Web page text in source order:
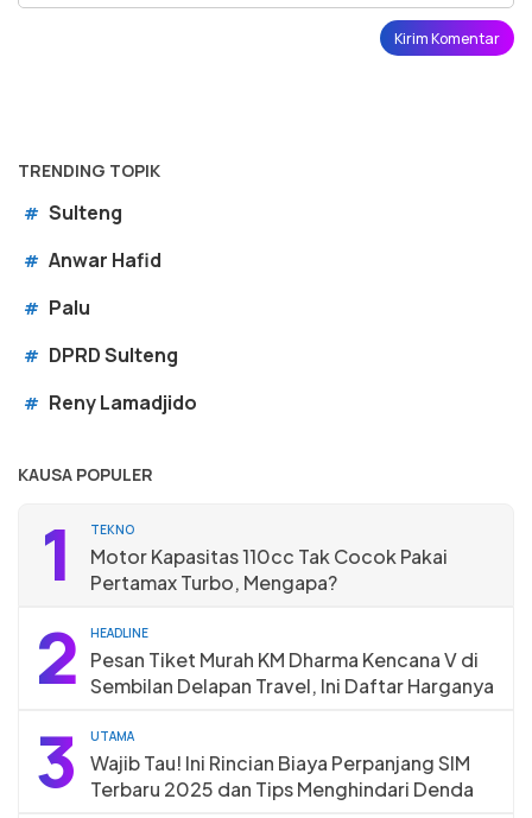
TRENDING TOPIK
# Sulteng
# Anwar Hafid
# Palu
# DPRD Sulteng
# Reny Lamadjido
KAUSA POPULER
1 TEKNO
Motor Kapasitas 110cc Tak Cocok Pakai
Pertamax Turbo, Mengapa?
2 HEADLINE
Pesan Tiket Murah KM Dharma Kencana V di
Sembilan Delapan Travel, Ini Daftar Harganya
3 UTAMA
Wajib Tau! Ini Rincian Biaya Perpanjang SIM
Terbaru 2025 dan Tips Menghindari Denda